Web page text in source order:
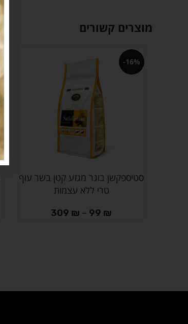
מוצרים קשורים
-16%
בחר אפשרויות
סטיספקשן בוגר מגזע קטן בשר עוף
טרי ללא עצמות
99 ₪
–
309 ₪